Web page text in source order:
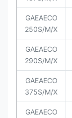
GAEAECO
250S/M/X
GAEAECO
290S/M/X
GAEAECO
375S/M/X
GAEAECO